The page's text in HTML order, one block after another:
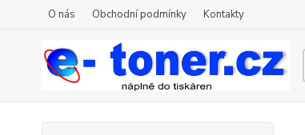
O nás Obchodní podmínky Kontakty